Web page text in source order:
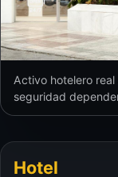
Activo hotelero
seguridad
Hotel